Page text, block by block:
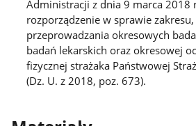
Administracji z dnia 9 marca 2018
rozporządzenie w sprawie
przeprowadzania okresowych
badań lekarskich oraz okresowej
fizycznej strażaka Państwowej
(Dz. U. z 2018, poz. 673).